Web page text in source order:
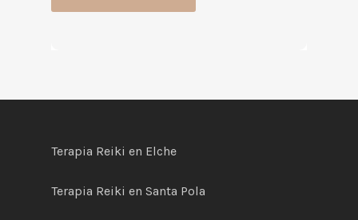
Terapia Reiki en Elche
Terapia Reiki en Santa Pola